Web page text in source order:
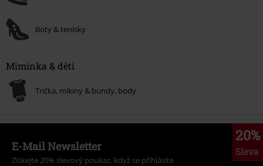
Info o starostlivosti
Informace o materiálu
Boty & tenisky
Miminka & děti
Trička, mikiny & bundy, body
20%
Sleva
E-Mail Newsletter
Získejte 20% slevový poukaz, když se přihlásíte